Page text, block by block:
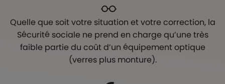
Quelle que soit votre situation et votre correction, la
Sécurité sociale ne prend en charge qu’une très
faible partie du coût d’un équipement optique
(verres plus monture).